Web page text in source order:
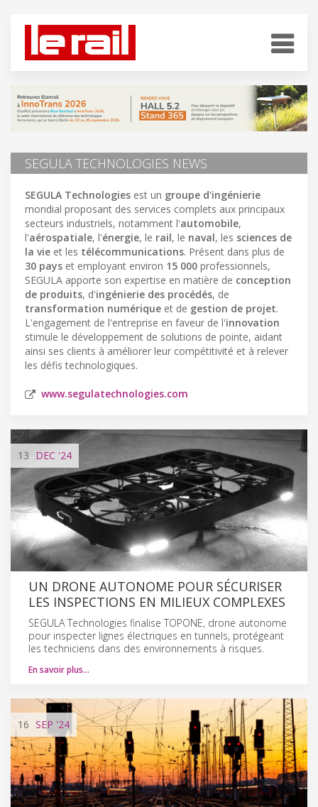
SEGULA TECHNOLOGIES NEWS
SEGULA Technologies est un groupe d'ingénierie
mondial proposant des services complets aux principaux
secteurs industriels, notamment l'automobile,
l'aérospatiale, l'énergie, le rail, le naval, les sciences de
la vie et les télécommunications. Présent dans plus de
30 pays et employant environ 15 000 professionnels,
SEGULA apporte son expertise en matière de conception
de produits, d'ingénierie des procédés, de
transformation numérique et de gestion de projet.
L'engagement de l'entreprise en faveur de l'innovation
stimule le développement de solutions de pointe, aidant
ainsi ses clients à améliorer leur compétitivité et à relever
les défis technologiques.
www.segulatechnologies.com
13 DEC '24
UN DRONE AUTONOME POUR SÉCURISER
LES INSPECTIONS EN MILIEUX COMPLEXES
SEGULA Technologies finalise TOPONE, drone autonome
pour inspecter lignes électriques en tunnels, protégeant
les techniciens dans des environnements à risques.
En savoir plus…
16 SEP '24